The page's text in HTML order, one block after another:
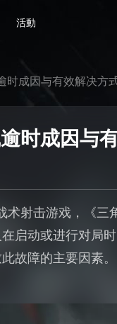
活動
时成因与有效解决方
时成因与
射击游戏，《三
启动或进行对局
故障的主要因素。